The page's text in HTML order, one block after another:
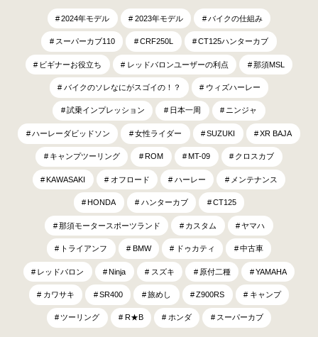
2024年モデル 2023年モデル バイクの仕組み
スーパーカブ110 CRF250L CT125ハンターカブ
ビギナーお役立ち レッドバロンユーザーの利点 那須MSL
バイクのソレなにがスゴイの！？ ウィズハーレー
試乗インプレッション 日本一周 ニンジャ
ハーレーダビッドソン 女性ライダー SUZUKI XR BAJA
キャンプツーリング ROM MT-09 クロスカブ
KAWASAKI オフロード ハーレー メンテナンス
HONDA ハンターカブ CT125
那須モータースポーツランド カスタム ヤマハ
トライアンフ BMW ドゥカティ 中古車
レッドバロン Ninja スズキ 原付二種 YAMAHA
カワサキ SR400 旅めし Z900RS キャンプ
ツーリング R★B ホンダ スーパーカブ